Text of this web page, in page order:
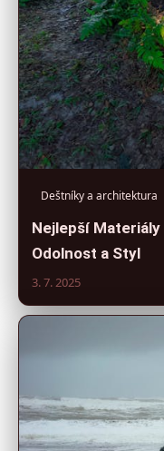
Deštníky a architektura
Nejlepší
Odolnost a Styl
3. 7. 2025